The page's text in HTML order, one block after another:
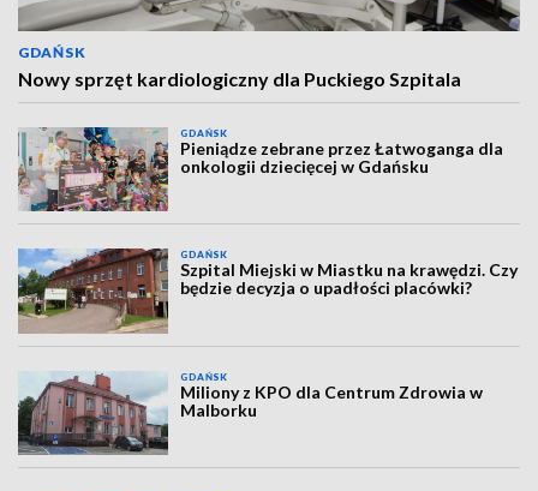
GDAŃSK
Nowy sprzęt kardiologiczny dla Puckiego Szpitala
GDAŃSK
Pieniądze zebrane przez Łatwoganga dla
onkologii dziecięcej w Gdańsku
GDAŃSK
Szpital Miejski w Miastku na krawędzi. Czy
będzie decyzja o upadłości placówki?
GDAŃSK
Miliony z KPO dla Centrum Zdrowia w
Malborku